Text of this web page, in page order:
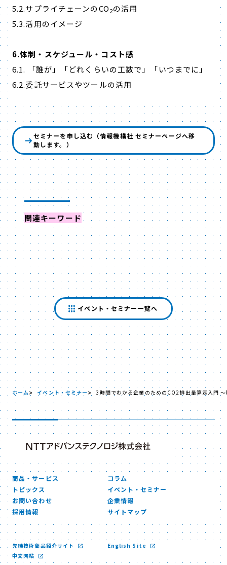
5.2.サプライチェーンのCO2の活用
5.3.活用のイメージ
6.体制・スケジュール・コスト感
6.1. 「誰が」「どれくらいの工数で」「いつまでに」
6.2.委託サービスやツールの活用
セミナーを申し込む（情報機構社 セミナーページへ移
動します。）
関連キーワード からイベントを探す
イベント・セミナー一覧へ
ホーム イベント・セミナー 3時間でわかる企業のためのCO2排出量算定入門
商品・サービス
コラム
トピックス
イベント・セミナー
お問い合わせ
企業情報
採用情報
サイトマップ
先端技術商品紹介サイト
English Site
中文网站